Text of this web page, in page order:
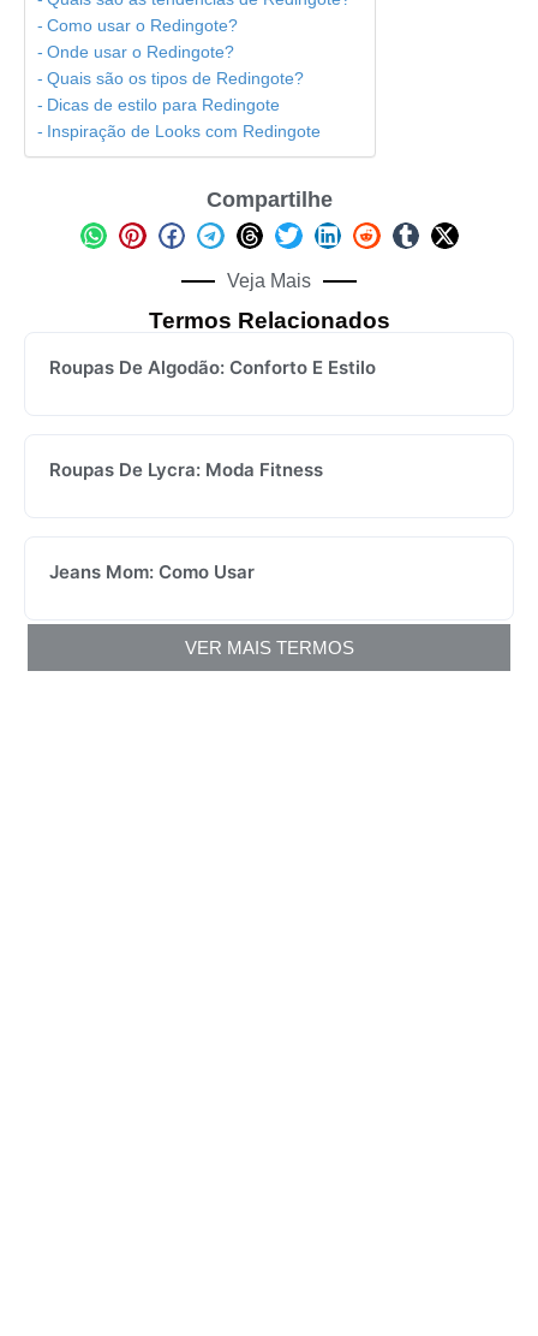
Como usar o Redingote?
Onde usar o Redingote?
Quais são os tipos de Redingote?
Dicas de estilo para Redingote
Inspiração de Looks com Redingote
Compartilhe
Veja Mais
Termos Relacionados
Roupas De Algodão: Conforto E Estilo
Roupas De Lycra: Moda Fitness
Jeans Mom: Como Usar
VER MAIS TERMOS